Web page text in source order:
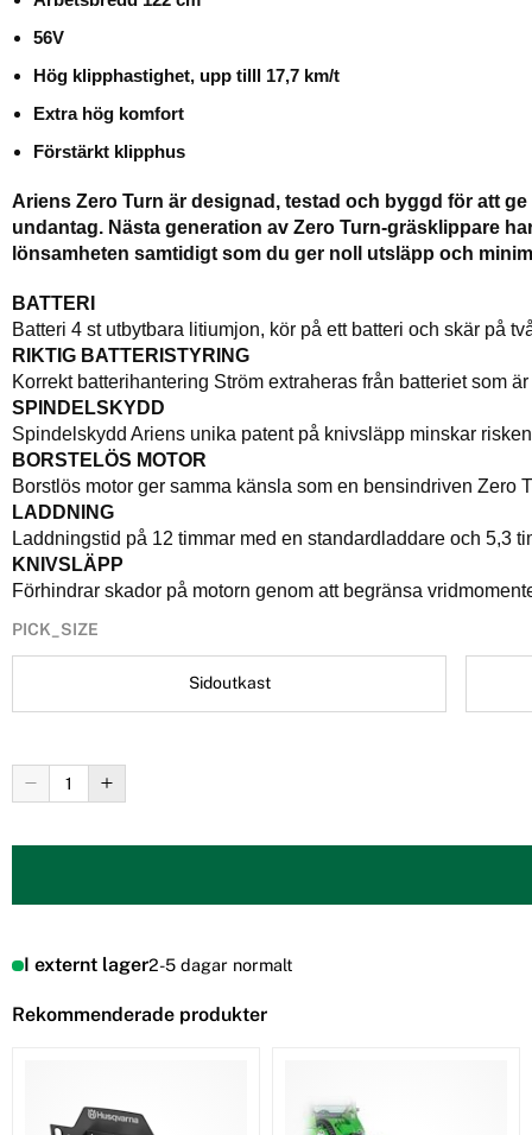
56V
Hög klipphastighet, upp tilll 17,7 km/t
Extra hög komfort
Förstärkt klipphus
Ariens Zero Turn är designad, testad och byggd för att
undantag. Nästa generation av Zero Turn-gräsklippare
lönsamheten samtidigt som du ger noll utsläpp och
BATTERI
Batteri 4 st utbytbara litiumjon, kör på ett batteri och skär på
RIKTIG BATTERISTYRING
Korrekt batterihantering Ström extraheras från batteriet som
SPINDELSKYDD
Spindelskydd Ariens unika patent på knivsläpp minskar
BORSTELÖS MOTOR
Borstlös motor ger samma känsla som en bensindriven
LADDNING
Laddningstid på 12 timmar med en standardladdare och 5,3
KNIVSLÄPP
Förhindrar skador på motorn genom att begränsa
PICK_SIZE
Sidoutkast
I externt lager2-5 dagar normalt
Rekommenderade produkter